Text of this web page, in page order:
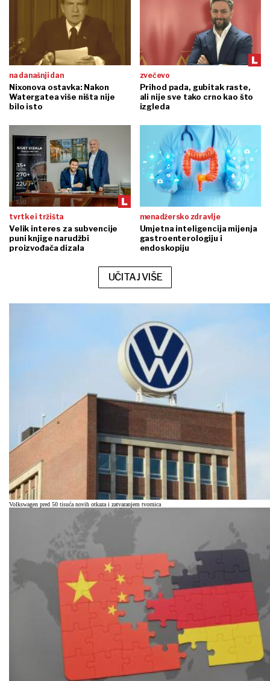
na današnji dan
Nixonova ostavka: Nakon
Watergatea više ništa nije
bilo isto
zvečevo
Prihod pada, gubitak raste,
ali nije sve tako crno kao što
izgleda
tvrtke i tržišta
Velik interes za subvencije
puni knjige narudžbi
proizvođača dizala
menadžersko zdravlje
Umjetna inteligencija mijenja
gastroenterologiju i
endoskopiju
UČITAJ VIŠE
Volkswagen pred 50 tisuća novih otkaza i zatvaranjem tvornica